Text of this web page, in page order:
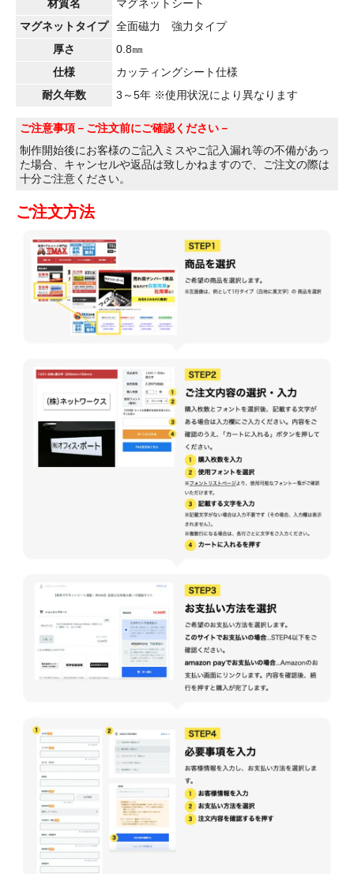
材質名
マグネットシート
マグネットタイプ
全面磁力 強力タイプ
厚さ
0.8㎜
仕様
カッティングシート仕様
耐久年数
3～5年 ※使用状況により異なります
ご注意事項 －ご注文前にご確認ください－
制作開始後にお客様のご記入ミスやご記入漏れ等の不備があっ
た場合、キャンセルや返品は致しかねますので、ご注文の際は
十分ご注意ください。
ご注文方法